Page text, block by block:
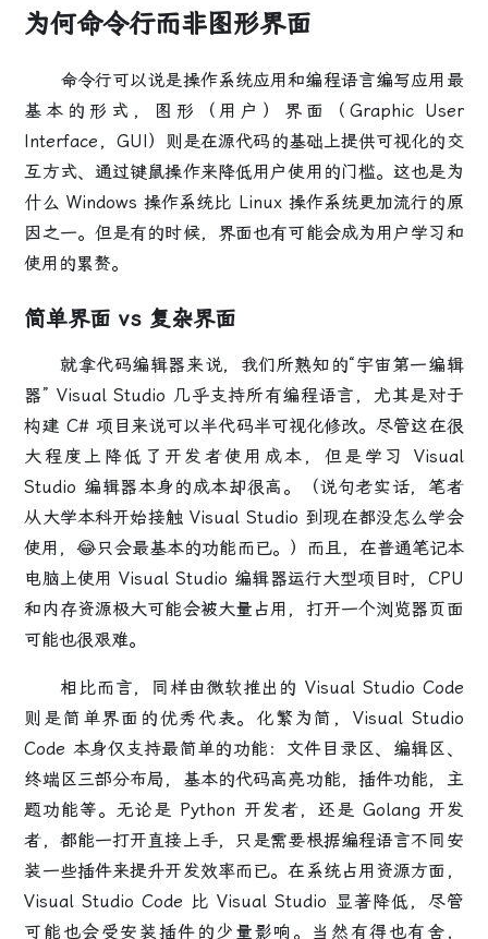
为何命令行而非图形界面
命令行可以说是操作系统应用和编程语言编写应用最
基本的形式，图形（用户）界面（Graphic User
Interface，GUI）则是在源代码的基础上提供可视化的交
互方式、通过键鼠操作来降低用户使用的门槛。这也是为
什么 Windows 操作系统比 Linux 操作系统更加流行的原
因之一。 但是有的时候，界面也有可能会成为用户学习和
使用的累赘。
简单界面 vs 复杂界面
就拿代码编辑器来说，我们所熟知的“宇宙第一编辑
器” Visual Studio 几乎支持所有编程语言，尤其是对于
构建 C# 项目来说可以半代码半可视化修改。尽管这在很
大程度上降低了开发者使用成本，但是学习 Visual
Studio 编辑器本身的成本却很高。（说句老实话，笔者
从大学本科开始接触 Visual Studio 到现在都没怎么学会
使用，😂只会最基本的功能而已。）而且，在普通笔记本
电脑上使用 Visual Studio 编辑器运行大型项目时，CPU
和内存资源极大可能会被大量占用，打开一个浏览器页面
可能也很艰难。
相比而言，同样由微软推出的 Visual Studio Code
则是简单界面的优秀代表。化繁为简，Visual Studio
Code 本身仅支持最简单的功能：文件目录区、编辑区、
终端区三部分布局，基本的代码高亮功能，插件功能，主
题功能等。无论是 Python 开发者，还是 Golang 开发
者，都能一打开直接上手，只是需要根据编程语言不同安
装一些插件来提升开发效率而已。在系统占用资源方面，
Visual Studio Code 比 Visual Studio 显著降低，尽管
可能也会受安装插件的少量影响。当然有得也有舍，